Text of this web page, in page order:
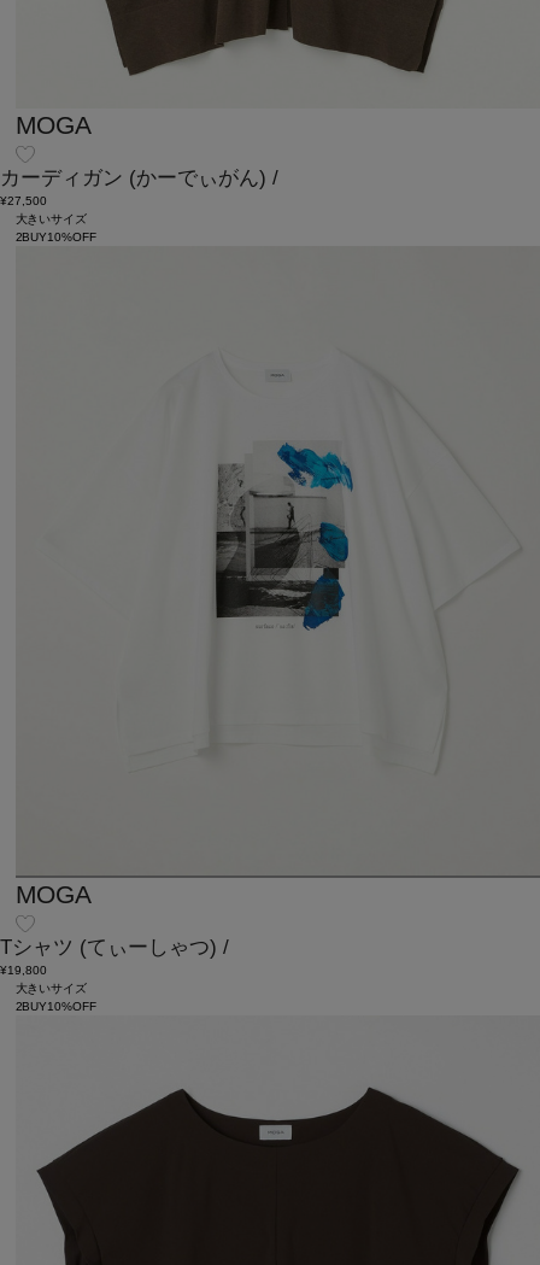
MOGA
カーディガン (かーでぃがん) /
¥27,500
大きいサイズ
2BUY10%OFF
MOGA
Tシャツ (てぃーしゃつ) /
¥19,800
大きいサイズ
2BUY10%OFF